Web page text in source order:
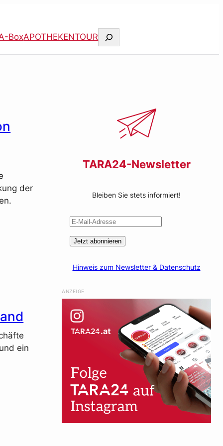
BoxAPOTHEKENTOUR Suchen
der
ein
TARA24-Newsletter
Bleiben Sie stets informiert!
Jetzt abonnieren
Hinweis zum Newsletter & Datenschutz
ANZEIGE